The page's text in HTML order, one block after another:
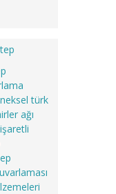
türk
ağı